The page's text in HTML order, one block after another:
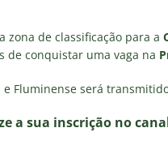
zona de classificação para a
de conquistar uma vaga na
Fluminense será
a sua inscrição no